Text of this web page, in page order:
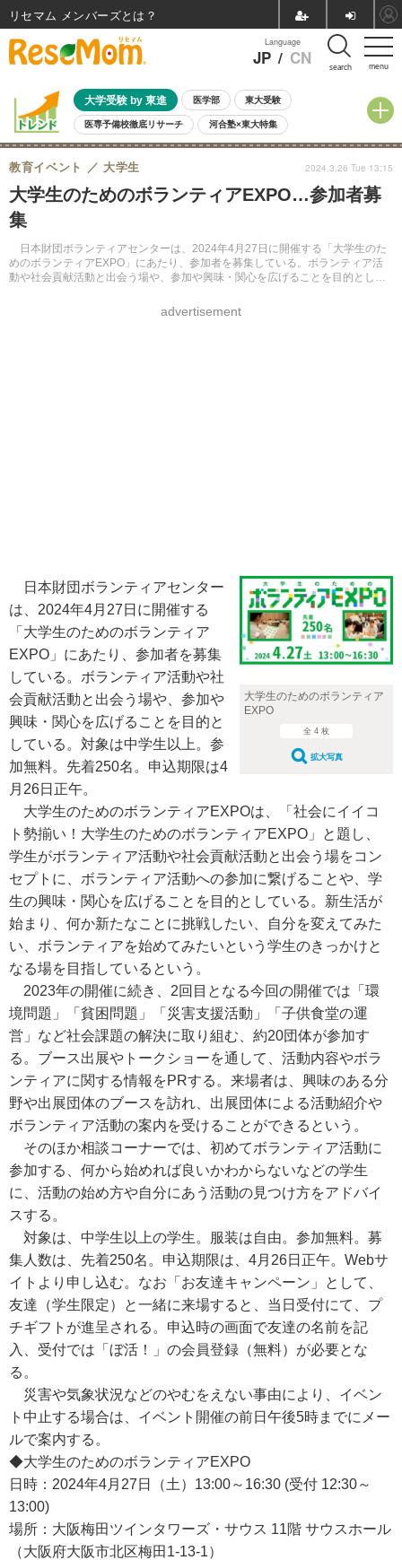
menu
Language
JP / CN search
大学受験 by 東進 医学部 東大受験
医専予備校徹底リサーチ 河合塾×東大特集
親子で考える大学選び 高校受験 中学受験 小学校受験
共通テスト 夏休み
8月開催イベント・WS 全国公立高校 過去問 人気記事
自由研究教材（小学生向け）
大学生のためのボランティアEXPO…参加者募
集
日本財団ボランティアセンターは、2024年4月27日に開催する「大学生のた
めのボランティアEXPO」にあたり、参加者を募集している。ボランティア活
動や社会貢献活動と出会う場や、参加や興味・関心を広げることを目的として
教育イベント 大学生
advertisement
2024.3.26 Tue 13:15
大学生のためのボランティア
EXPO
全 4 枚
拡大写真
日本財団ボランティアセンター
は、2024年4月27日に開催する
「大学生のためのボランティア
EXPO」にあたり、参加者を募集
している。ボランティア活動や社
会貢献活動と出会う場や、参加や
興味・関心を広げることを目的と
している。対象は中学生以上。参
加無料。先着250名。申込期限は4
月26日正午。
大学生のためのボランティアEXPOは、「社会にイイコ
ト勢揃い！大学生のためのボランティアEXPO」と題し、
学生がボランティア活動や社会貢献活動と出会う場をコン
セプトに、ボランティア活動への参加に繋げることや、学
生の興味・関心を広げることを目的としている。新生活が
始まり、何か新たなことに挑戦したい、自分を変えてみた
い、ボランティアを始めてみたいという学生のきっかけと
なる場を目指しているという。
2023年の開催に続き、2回目となる今回の開催では「環
境問題」「貧困問題」「災害支援活動」「子供食堂の運
営」など社会課題の解決に取り組む、約20団体が参加す
る。ブース出展やトークショーを通して、活動内容やボラ
ンティアに関する情報をPRする。来場者は、興味のある分
野や出展団体のブースを訪れ、出展団体による活動紹介や
ボランティア活動の案内を受けることができるという。
そのほか相談コーナーでは、初めてボランティア活動に
参加する、何から始めれば良いかわからないなどの学生
に、活動の始め方や自分にあう活動の見つけ方をアドバイ
スする。
対象は、中学生以上の学生。服装は自由。参加無料。募
集人数は、先着250名。申込期限は、4月26日正午。Webサ
イトより申し込む。なお「お友達キャンペーン」として、
友達（学生限定）と一緒に来場すると、当日受付にて、プ
チギフトが進呈される。申込時の画面で友達の名前を記
入、受付では「ぼ活！」の会員登録（無料）が必要とな
る。
災害や気象状況などのやむをえない事由により、イベン
ト中止する場合は、イベント開催の前日午後5時までにメー
ルで案内する。
◆大学生のためのボランティアEXPO
日時：2024年4月27日（土）13:00～16:30 (受付 12:30～
13:00)
場所：大阪梅田ツインタワーズ・サウス 11階 サウスホール
（大阪府大阪市北区梅田1-13-1）
リセマム メンバーズ